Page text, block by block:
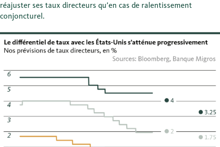
réajuster ses taux directeurs qu’en cas de ralentissement
conjoncturel.